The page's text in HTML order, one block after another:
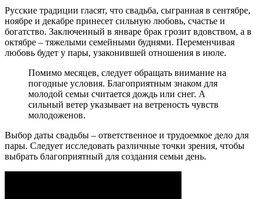
Русские традиции гласят, что свадьба, сыгранная в сентябре,
ноябре и декабре принесет сильную любовь, счастье и
богатство. Заключенный в январе брак грозит вдовством, а в
октябре – тяжелыми семейными буднями. Переменчивая
любовь будет у пары, узаконившей отношения в июле.
Помимо месяцев, следует обращать внимание на
погодные условия. Благоприятным знаком для
молодой семьи считается дождь или снег. А
сильный ветер указывает на ветреность чувств
молодоженов.
Выбор даты свадьбы – ответственное и трудоемкое дело для
пары. Следует исследовать различные точки зрения, чтобы
выбрать благоприятный для создания семьи день.